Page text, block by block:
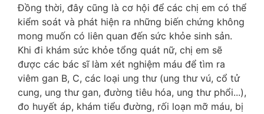
Đồng thời, đây cũng là cơ hội để các chị em có thể
kiểm soát và phát hiện ra những biến chứng không
mong muốn có liên quan đến sức khỏe sinh sản.
Khi đi khám sức khỏe tổng quát nữ, chị em sẽ
được các bác sĩ làm xét nghiệm máu để tìm ra
viêm gan B, C, các loại ung thư (ung thư vú, cổ tử
cung, ung thư gan, đường tiêu hóa, ung thư phổi...),
đo huyết áp, khám tiểu đường, rối loạn mỡ máu, bị